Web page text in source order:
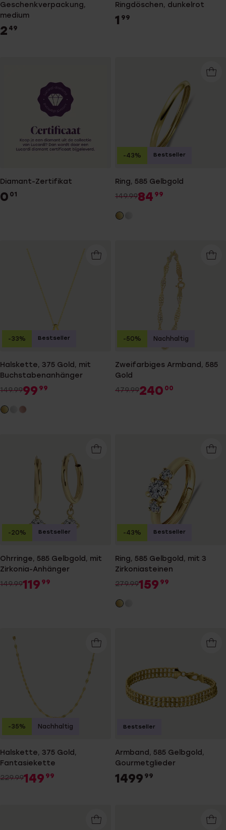
Geschenkverpackung,
medium
2 49
Ringdöschen, dunkelrot
1 99
Diamant-Zertifikat
0 01
Ring, 585 Gelbgold
149.9984 99
-43% Bestseller
Halskette, 375 Gold, mit
Buchstabenanhänger
149.9999 99
-33% Bestseller
Zweifarbiges Armband, 585
Gold
479.99240 00
-50% Nachhaltig
Ohrringe, 585 Gelbgold, mit
Zirkonia-Anhänger
149.99119 99
-20% Bestseller
Ring, 585 Gelbgold, mit 3
Zirkoniasteinen
279.99159 99
-43% Bestseller
Halskette, 375 Gold,
Fantasiekette
229.99149 99
-35% Nachhaltig
Armband, 585 Gelbgold,
Gourmetglieder
1499 99
Bestseller